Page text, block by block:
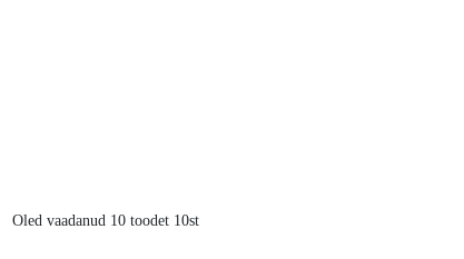
Oled vaadanud 10 toodet 10st